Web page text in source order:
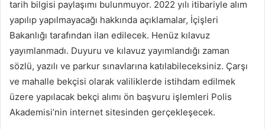
tarih bilgisi paylaşımı bulunmuyor. 2022 yılı itibariyle alım
yapılıp yapılmayacağı hakkında açıklamalar, İçişleri
Bakanlığı tarafından ilan edilecek. Henüz kılavuz
yayımlanmadı. Duyuru ve kılavuz yayımlandığı zaman
sözlü, yazılı ve parkur sınavlarına katılabileceksiniz. Çarşı
ve mahalle bekçisi olarak valiliklerde istihdam edilmek
üzere yapılacak bekçi alımı ön başvuru işlemleri Polis
Akademisi’nin internet sitesinden gerçekleşecek.